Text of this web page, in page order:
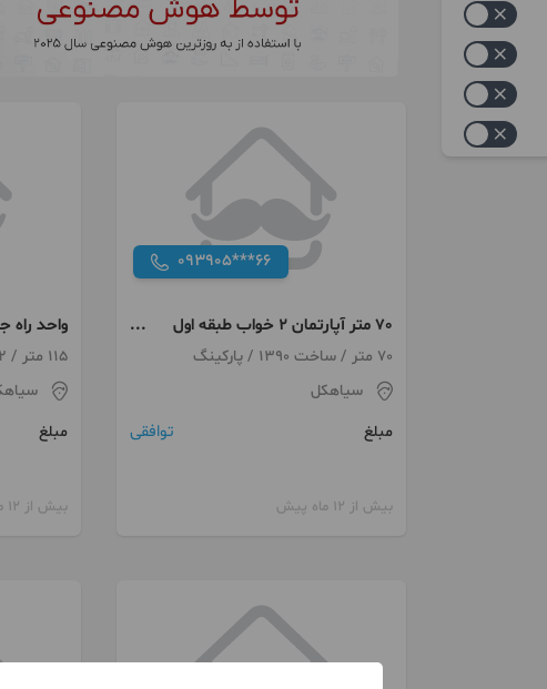
093905***66
70 متر آپارتمان 2 خواب طبقه اول
سند تک برگ
70 متر / ساخت 1390 / پارکینگ
سیاهکل
مبلغ
توافقی
بیش از 12 ماه پیش
واحد راه
115 متر / 2 اتاق / ساخت 1404
مبلغ
بیش از 12 ماه پیش